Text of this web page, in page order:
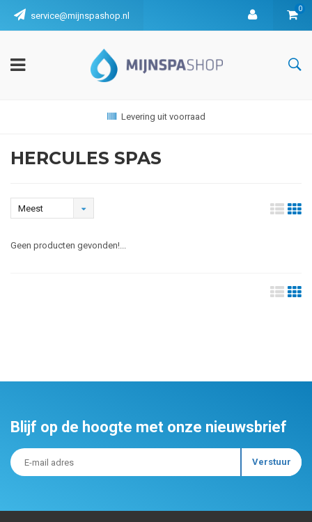
service@mijnspashop.nl
0
Levering uit voorraad
HERCULES SPAS
Meest
Geen producten gevonden!...
Blijf op de hoogte met onze nieuwsbrief